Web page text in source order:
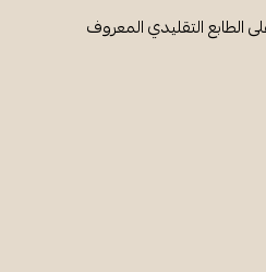
التقليدي المعروف